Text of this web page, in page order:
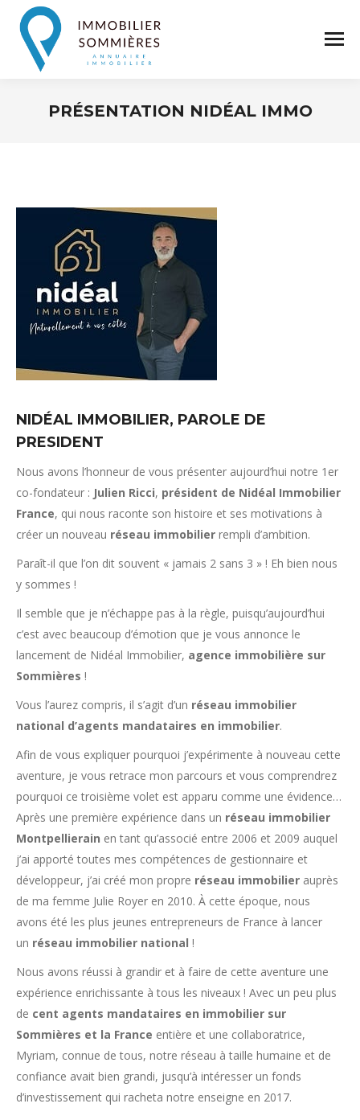
PRÉSENTATION NIDÉAL IMMO
NIDÉAL IMMOBILIER, PAROLE DE
PRESIDENT
Nous avons l’honneur de vous présenter aujourd’hui notre 1er
co-fondateur : Julien Ricci, président de Nidéal Immobilier
France, qui nous raconte son histoire et ses motivations à
créer un nouveau réseau immobilier rempli d’ambition.
Paraît-il que l’on dit souvent « jamais 2 sans 3 » ! Eh bien nous
y sommes !
Il semble que je n’échappe pas à la règle, puisqu’aujourd’hui
c’est avec beaucoup d’émotion que je vous annonce le
lancement de Nidéal Immobilier, agence immobilière sur
Sommières !
Vous l’aurez compris, il s’agit d’un réseau immobilier
national d’agents mandataires en immobilier.
Afin de vous expliquer pourquoi j’expérimente à nouveau cette
aventure, je vous retrace mon parcours et vous comprendrez
pourquoi ce troisième volet est apparu comme une évidence…
Après une première expérience dans un réseau immobilier
Montpellierain en tant qu’associé entre 2006 et 2009 auquel
j’ai apporté toutes mes compétences de gestionnaire et
développeur, j’ai créé mon propre réseau immobilier auprès
de ma femme Julie Royer en 2010. À cette époque, nous
avons été les plus jeunes entrepreneurs de France à lancer
un réseau immobilier national !
Nous avons réussi à grandir et à faire de cette aventure une
expérience enrichissante à tous les niveaux ! Avec un peu plus
de cent agents mandataires en immobilier sur
Sommières et la France entière et une collaboratrice,
Myriam, connue de tous, notre réseau à taille humaine et de
confiance avait bien grandi, jusqu’à intéresser un fonds
d’investissement qui racheta notre enseigne en 2017.